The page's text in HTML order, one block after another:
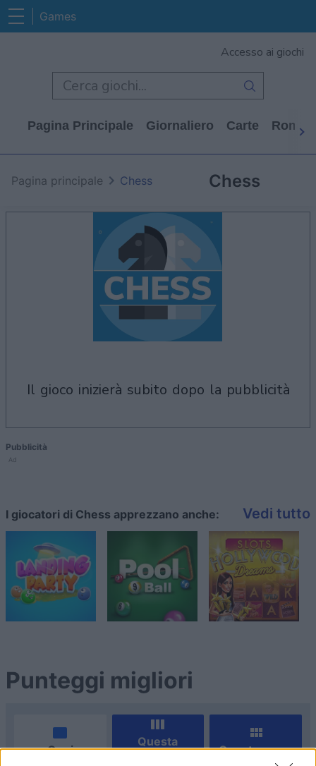
Games
Accesso ai giochi
Pagina Principale Giornaliero Carte
Chess
Pagina principale Chess
il gioco inizierà subito dopo la pubblicità
Pubblicità
Ad
I giocatori di Chess apprezzano anche: Vedi tutto
Punteggi migliori
Oggi
Questa
Questo mese